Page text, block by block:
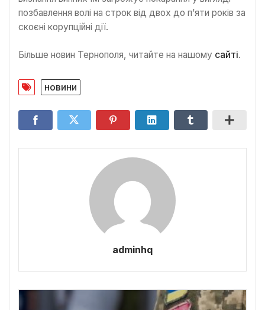
позбавлення волі на строк від двох до п’яти років за
скоєні корупційні дії.
Більше новин Тернополя, читайте на нашому сайті.
новини
adminhq